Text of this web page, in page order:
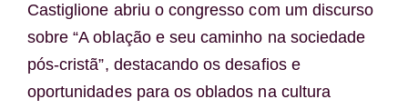
Castiglione abriu o congresso com um discurso
sobre “A oblação e seu caminho na sociedade
pós-cristã”, destacando os desafios e
oportunidades para os oblados na cultura